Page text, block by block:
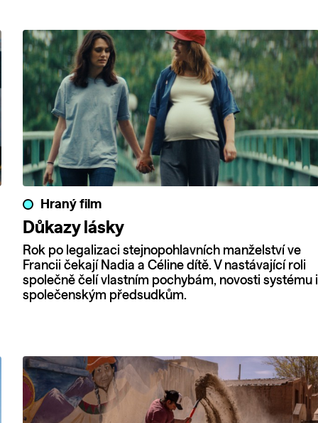
Hraný film
Důkazy lásky
Rok po legalizaci stejnopohlavních manželství ve
Francii čekají Nadia a Céline dítě. V nastávající roli
společně čelí vlastním pochybám, novosti systému i
společenským předsudkům.